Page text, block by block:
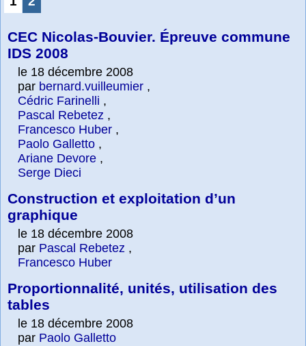
CEC Nicolas-Bouvier. Épreuve commune
IDS 2008
le 18 décembre 2008
par bernard.vuilleumier ,
Cédric Farinelli ,
Pascal Rebetez ,
Francesco Huber ,
Paolo Galletto ,
Ariane Devore ,
Serge Dieci
Construction et exploitation d’un
graphique
le 18 décembre 2008
par Pascal Rebetez ,
Francesco Huber
Proportionnalité, unités, utilisation des
tables
le 18 décembre 2008
par Paolo Galletto